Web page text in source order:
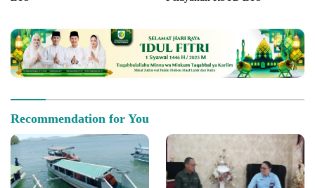
Recommendation for You